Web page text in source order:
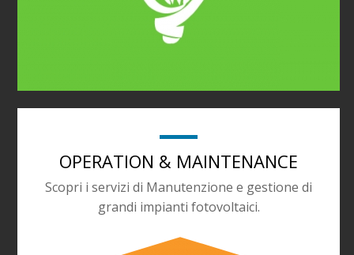
OPERATION & MAINTENANCE
Scopri i servizi di Manutenzione e gestione di
grandi impianti fotovoltaici.